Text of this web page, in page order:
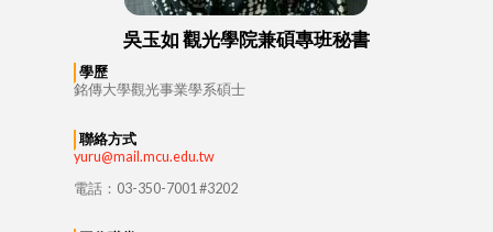
吳玉如 觀光學院兼碩專班秘書
學歷
銘傳大學觀光事業學系碩士
聯絡方式
yuru@mail.mcu.edu.tw
電話：03-350-7001 #3202